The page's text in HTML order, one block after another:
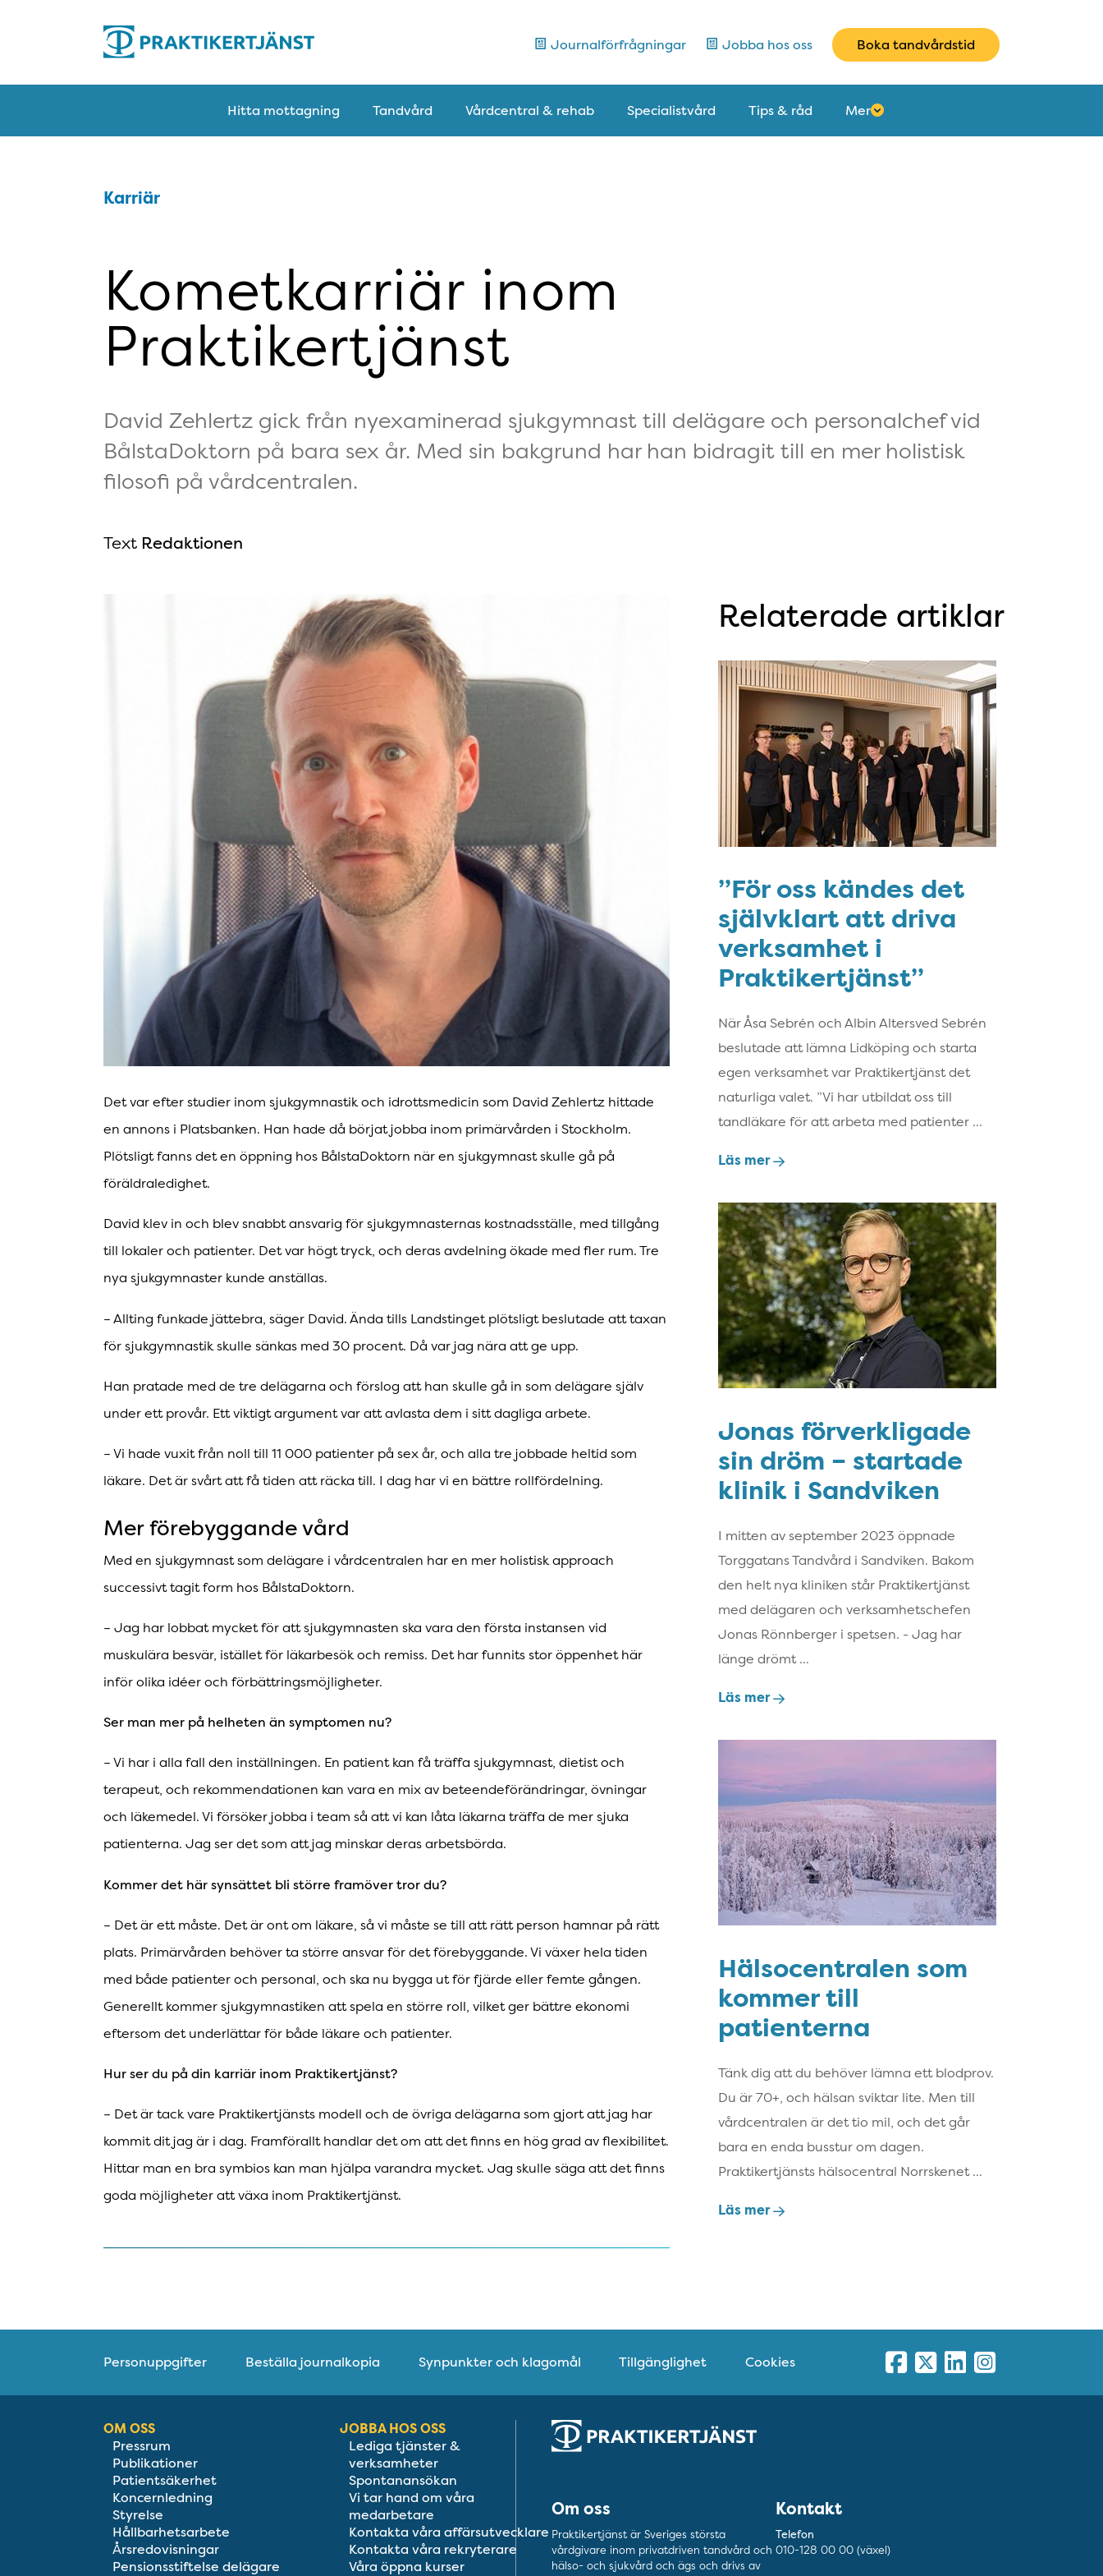
Journalförfrågningar Jobba hos oss Boka tandvårdstid
Hitta mottagning Tandvård Vårdcentral & rehab Specialistvård Tips & råd Mer
Karriär
Kometkarriär inom
Praktikertjänst
David Zehlertz gick från nyexaminerad sjukgymnast till delägare och personalchef vid
BålstaDoktorn på bara sex år. Med sin bakgrund har han bidragit till en mer holistisk
filosofi på vårdcentralen.
Text Redaktionen
Det var efter studier inom sjukgymnastik och idrottsmedicin som David Zehlertz hittade
en annons i Platsbanken. Han hade då börjat jobba inom primärvården i Stockholm.
Plötsligt fanns det en öppning hos BålstaDoktorn när en sjukgymnast skulle gå på
föräldraledighet.
David klev in och blev snabbt ansvarig för sjukgymnasternas kostnadsställe, med tillgång
till lokaler och patienter. Det var högt tryck, och deras avdelning ökade med fler rum. Tre
nya sjukgymnaster kunde anställas.
– Allting funkade jättebra, säger David. Ända tills Landstinget plötsligt beslutade att taxan
för sjukgymnastik skulle sänkas med 30 procent. Då var jag nära att ge upp.
Han pratade med de tre delägarna och förslog att han skulle gå in som delägare själv
under ett provår. Ett viktigt argument var att avlasta dem i sitt dagliga arbete.
– Vi hade vuxit från noll till 11 000 patienter på sex år, och alla tre jobbade heltid som
läkare. Det är svårt att få tiden att räcka till. I dag har vi en bättre rollfördelning.
Mer förebyggande vård
Med en sjukgymnast som delägare i vårdcentralen har en mer holistisk approach
successivt tagit form hos BålstaDoktorn.
– Jag har lobbat mycket för att sjukgymnasten ska vara den första instansen vid
muskulära besvär, istället för läkarbesök och remiss. Det har funnits stor öppenhet här
inför olika idéer och förbättringsmöjligheter.
Ser man mer på helheten än symptomen nu?
– Vi har i alla fall den inställningen. En patient kan få träffa sjukgymnast, dietist och
terapeut, och rekommendationen kan vara en mix av beteendeförändringar, övningar
och läkemedel. Vi försöker jobba i team så att vi kan låta läkarna träffa de mer sjuka
patienterna. Jag ser det som att jag minskar deras arbetsbörda.
Kommer det här synsättet bli större framöver tror du?
– Det är ett måste. Det är ont om läkare, så vi måste se till att rätt person hamnar på rätt
plats. Primärvården behöver ta större ansvar för det förebyggande. Vi växer hela tiden
med både patienter och personal, och ska nu bygga ut för fjärde eller femte gången.
Generellt kommer sjukgymnastiken att spela en större roll, vilket ger bättre ekonomi
eftersom det underlättar för både läkare och patienter.
Hur ser du på din karriär inom Praktikertjänst?
– Det är tack vare Praktikertjänsts modell och de övriga delägarna som gjort att jag har
kommit dit jag är i dag. Framförallt handlar det om att det finns en hög grad av flexibilitet.
Hittar man en bra symbios kan man hjälpa varandra mycket. Jag skulle säga att det finns
goda möjligheter att växa inom Praktikertjänst.
Relaterade artiklar
”För oss kändes det
självklart att driva
verksamhet i
Praktikertjänst”
När Åsa Sebrén och Albin Altersved Sebrén
beslutade att lämna Lidköping och starta
egen verksamhet var Praktikertjänst det
naturliga valet. ”Vi har utbildat oss till
tandläkare för att arbeta med patienter ...
Läs mer
Jonas förverkligade
sin dröm – startade
klinik i Sandviken
I mitten av september 2023 öppnade
Torggatans Tandvård i Sandviken. Bakom
den helt nya kliniken står Praktikertjänst
med delägaren och verksamhetschefen
Jonas Rönnberger i spetsen. - Jag har
länge drömt ...
Läs mer
Hälsocentralen som
kommer till
patienterna
Tänk dig att du behöver lämna ett blodprov.
Du är 70+, och hälsan sviktar lite. Men till
vårdcentralen är det tio mil, och det går
bara en enda busstur om dagen.
Praktikertjänsts hälsocentral Norrskenet ...
Läs mer
Personuppgifter Beställa journalkopia Synpunkter och klagomål Tillgänglighet Cookies
OM OSS
Pressrum
Publikationer
Patientsäkerhet
Koncernledning
Styrelse
Hållbarhetsarbete
Årsredovisningar
Pensionsstiftelse delägare
JOBBA HOS OSS
Lediga tjänster &
verksamheter
Spontanansökan
Vi tar hand om våra
medarbetare
Kontakta våra affärsutvecklare
Kontakta våra rekryterare
Våra öppna kurser
Om oss
Praktikertjänst är Sveriges största
vårdgivare inom privatdriven tandvård och
hälso- och sjukvård och ägs och drivs av
Kontakt
Telefon
010-128 00 00 (växel)